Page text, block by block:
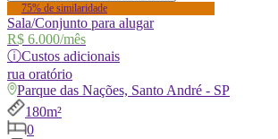
75% de similaridade
Sala/Conjunto para alugar
R$ 6.000/mês
ⓘCustos adicionais
rua oratório
Parque das Nações, Santo André - SP
180m²
0